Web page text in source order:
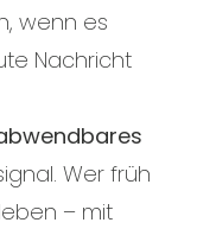
wenn es
Nachricht
Wer früh
– mit